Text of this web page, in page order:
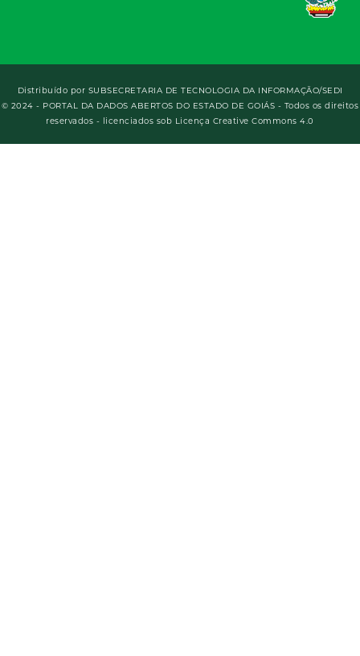
Distribuído por SUBSECRETARIA DE TECNOLOGIA DA INFORMAÇÃO/SEDI
© 2024 - PORTAL DA DADOS ABERTOS DO ESTADO DE GOIÁS - Todos os direitos
reservados - licenciados sob Licença Creative Commons 4.0